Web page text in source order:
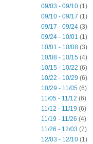
09/03 - 09/10 (1)
09/10 - 09/17 (1)
09/17 - 09/24 (3)
09/24 - 10/01 (1)
10/01 - 10/08 (3)
10/08 - 10/15 (4)
10/15 - 10/22 (6)
10/22 - 10/29 (6)
10/29 - 11/05 (6)
11/05 - 11/12 (6)
11/12 - 11/19 (6)
11/19 - 11/26 (4)
11/26 - 12/03 (7)
12/03 - 12/10 (1)